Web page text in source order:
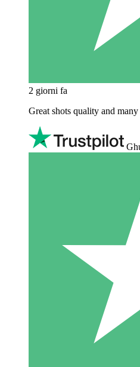
2 giorni fa
Great shots quality and